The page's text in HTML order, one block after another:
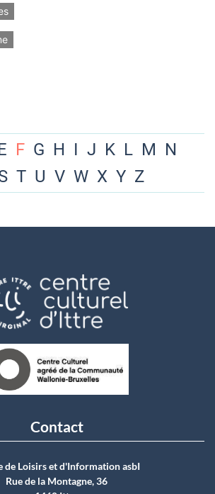
F G H I J K L M N
T U V W X Y Z
Contact
de Loisirs et d'Information asbI
Rue de la Montagne, 36